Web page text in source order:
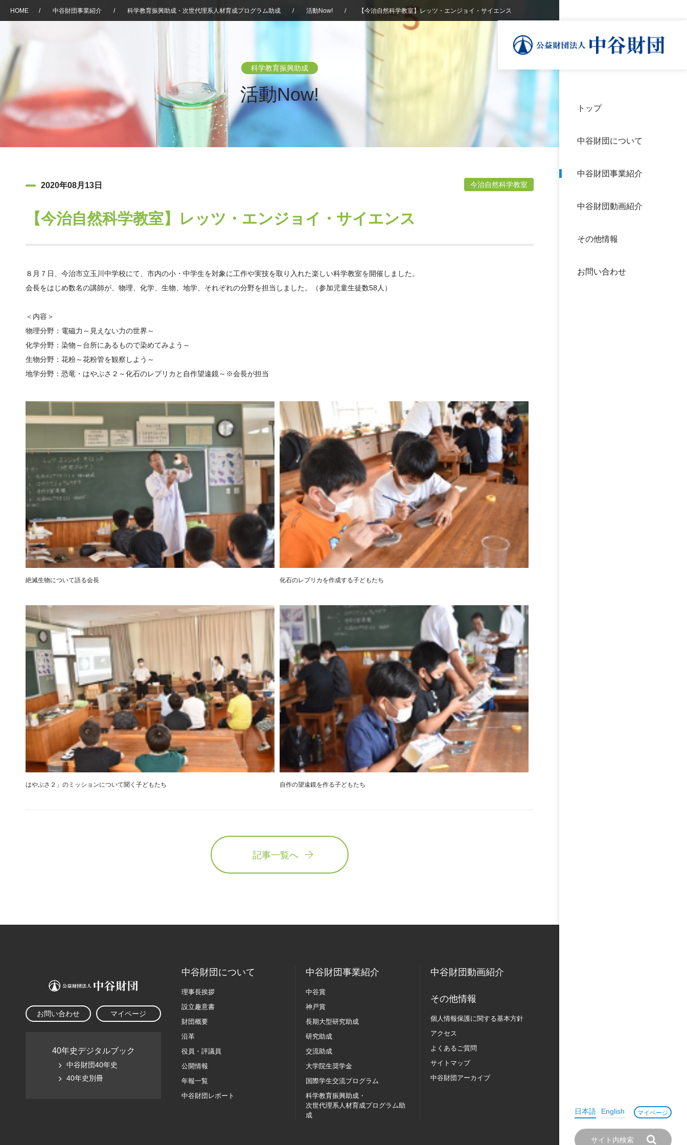
トップ
中谷財団について
中谷財団事業紹介
中谷財団動画紹介
その他情報
お問い合わせ
日本語 English マイページ
HOME / 中谷財団事業紹介 / 科学教育振興助成・次世代理系人材育成プログラム助成 / 活動Now! / 【今治自然科学教室】レッツ・エンジョイ・サイエンス
科学教育振興助成
活動Now!
2020年08月13日 今治自然科学教室
【今治自然科学教室】レッツ・エンジョイ・サイエンス
８月７日、今治市立玉川中学校にて、市内の小・中学生を対象に工作や実技を取り入れた楽しい科学教室を開催しました。
会長をはじめ数名の講師が、物理、化学、生物、地学、それぞれの分野を担当しました。（参加児童生徒数58人）
＜内容＞
物理分野：電磁力～見えない力の世界～
化学分野：染物～台所にあるもので染めてみよう～
生物分野：花粉～花粉管を観察しよう～
地学分野：恐竜・はやぶさ２～化石のレプリカと自作望遠鏡～※会長が担当
絶滅生物について語る会長 化石のレプリカを作成する子どもたち
はやぶさ２」のミッションについて聞く子どもたち 自作の望遠鏡を作る子どもたち
記事一覧へ
お問い合わせ マイページ
40年史デジタルブック
中谷財団40年史
40年史別冊
中谷財団について
理事長挨拶
設立趣意書
財団概要
沿革
役員・評議員
公開情報
年報一覧
中谷財団レポート
中谷財団事業紹介
中谷賞
神戸賞
長期大型研究助成
研究助成
交流助成
大学院生奨学金
国際学生交流プログラム
科学教育振興助成・
次世代理系人材育成プログラム助
成
中谷財団動画紹介
その他情報
個人情報保護に関する基本方針
アクセス
よくあるご質問
サイトマップ
中谷財団アーカイブ